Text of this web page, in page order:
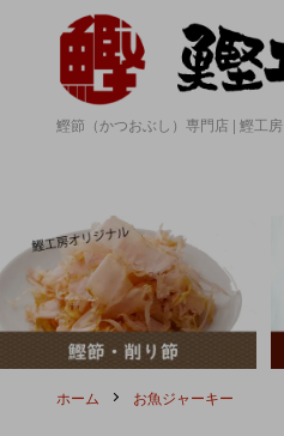
鰹節（かつおぶし）専門店 | 鰹工房
ホーム お魚ジャーキー